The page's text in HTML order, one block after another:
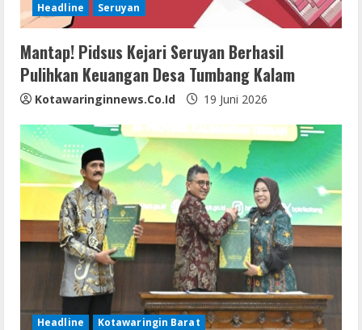
Headline Seruyan
Mantap! Pidsus Kejari Seruyan Berhasil
Pulihkan Keuangan Desa Tumbang Kalam
Kotawaringinnews.co.id 19 Juni 2026
Headline Kotawaringin Barat